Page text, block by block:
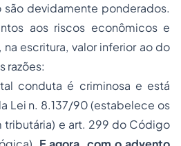
devidamente ponderados.
aos riscos econômicos e
escritura, valor inferior ao do
razões:
conduta é criminosa e está
Lei n. 8.137/90 (estabelece os
tributária) e art. 299 do Código